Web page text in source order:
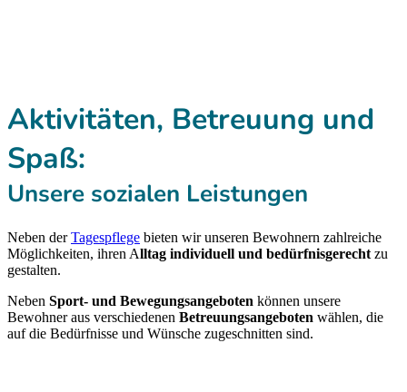
Aktivitäten, Betreuung und
Spaß:
Unsere sozialen Leistungen
Neben derTagespflege bieten wir unseren Bewohnern zahlreiche
Möglichkeiten, ihren Alltag individuell und bedürfnisgerecht zu
gestalten.
Neben Sport- und Bewegungsangeboten können unsere
Bewohner aus verschiedenen Betreuungsangeboten wählen, die
auf die Bedürfnisse und Wünsche zugeschnitten sind.